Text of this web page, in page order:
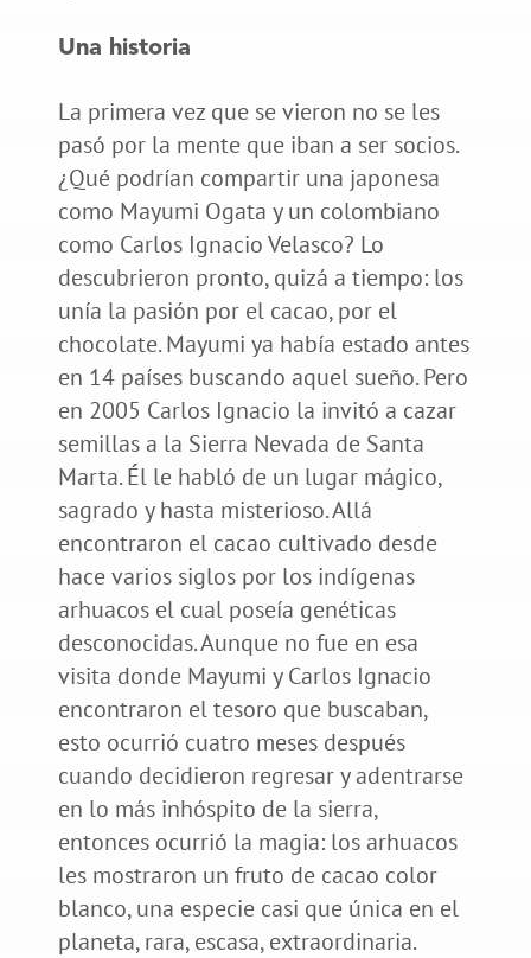
Una historia
La primera vez que se vieron no se les
pasó por la mente que iban a ser socios.
¿Qué podrían compartir una japonesa
como Mayumi Ogata y un colombiano
como Carlos Ignacio Velasco? Lo
descubrieron pronto, quizá a tiempo: los
unía la pasión por el cacao, por el
chocolate. Mayumi ya había estado antes
en 14 países buscando aquel sueño. Pero
en 2005 Carlos Ignacio la invitó a cazar
semillas a la Sierra Nevada de Santa
Marta. Él le habló de un lugar mágico,
sagrado y hasta misterioso. Allá
encontraron el cacao cultivado desde
hace varios siglos por los indígenas
arhuacos el cual poseía genéticas
desconocidas. Aunque no fue en esa
visita donde Mayumi y Carlos Ignacio
encontraron el tesoro que buscaban,
esto ocurrió cuatro meses después
cuando decidieron regresar y adentrarse
en lo más inhóspito de la sierra,
entonces ocurrió la magia: los arhuacos
les mostraron un fruto de cacao color
blanco, una especie casi que única en el
planeta, rara, escasa, extraordinaria.